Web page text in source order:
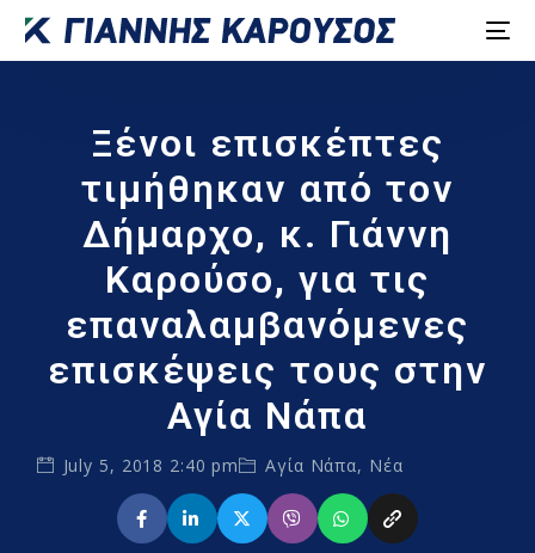
Ξένοι επισκέπτες
τιμήθηκαν από τον
Δήμαρχο, κ. Γιάννη
Καρούσο, για τις
επαναλαμβανόμενες
επισκέψεις τους στην
Αγία Νάπα
July 5, 2018 2:40 pm Αγία Νάπα, Νέα